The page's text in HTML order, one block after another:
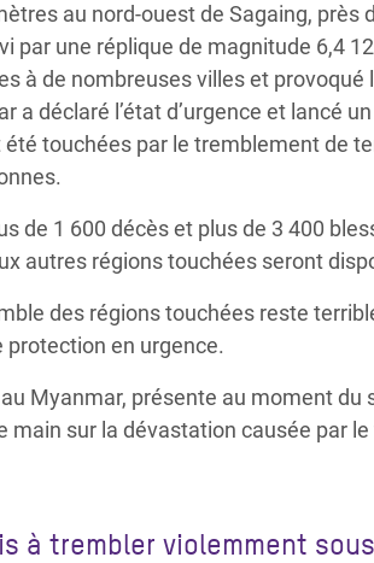
au nord-ouest de Sagaing, près
par une réplique de magnitude 6,4
à de nombreuses villes et provoqué
a déclaré l’état d’urgence et lancé
touchées par le tremblement de
de 1 600 décès et plus de 3 400
autres régions touchées seront
des régions touchées reste
en urgence.
Myanmar, présente au moment
main sur la dévastation causée par
à trembler violemment